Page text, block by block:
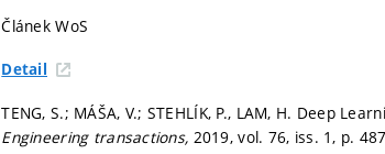
Článek WoS
Detail
TENG, S.; MÁŠA, V.; STEHLÍK, P., LAM, H. Deep
Engineering transactions, 2019, vol. 76, iss. 1, p.